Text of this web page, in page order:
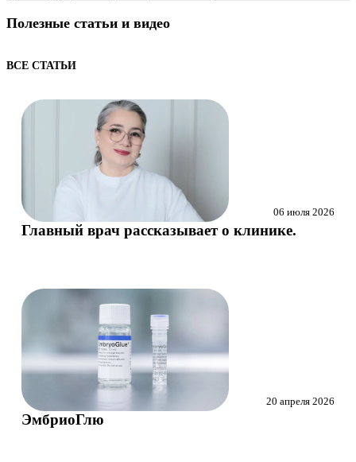
Маммолог
Полезные статьи и видео
Полезные статьи и видео
ВСЕ СТАТЬИ
Главный врач рассказывает о клинике.
06 июля 2026
ЭмбриоГлю
20 апреля 2026